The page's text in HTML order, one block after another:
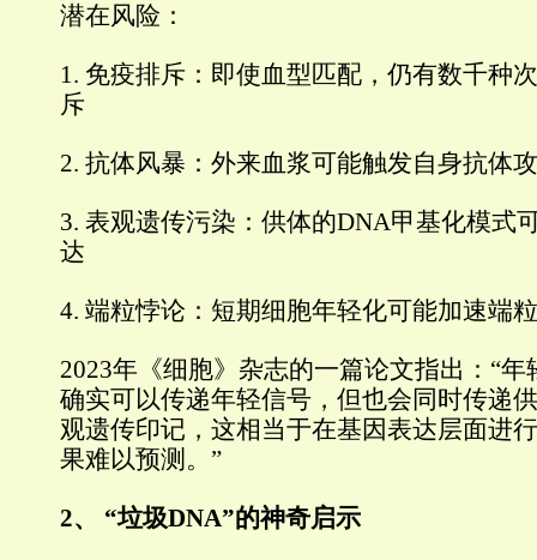
潜在风险：
1. 免疫排斥：即使血型匹配，仍有数千种
斥
2. 抗体风暴：外来血浆可能触发自身抗体
3. 表观遗传污染：供体的DNA甲基化模式
达
4. 端粒悖论：短期细胞年轻化可能加速端
2023年《细胞》杂志的一篇论文指出：“
确实可以传递年轻信号，但也会同时传递
观遗传印记，这相当于在基因表达层面进
果难以预测。”
2、 “垃圾DNA”的神奇启示